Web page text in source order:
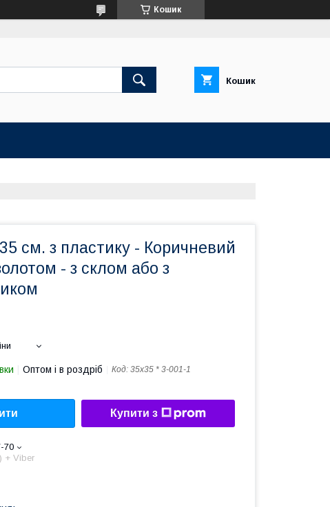
Кошик
Кошик
см. з пластику - Коричневий
- з склом або з
Оптом і в роздріб Код: 35х35 * 3-001-1
Купити з
70
Viber